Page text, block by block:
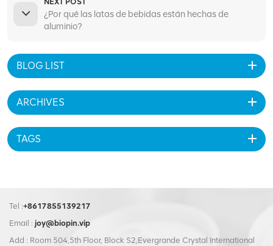
¿Por qué las latas de bebidas están hechas de
aluminio?
BLOG LIST
ARCHIVES
TAGS
Tel :+8617855139217
Email : joy@biopin.vip
Add : Room 504,5th Floor, Block S2,Evergrande Crystal International